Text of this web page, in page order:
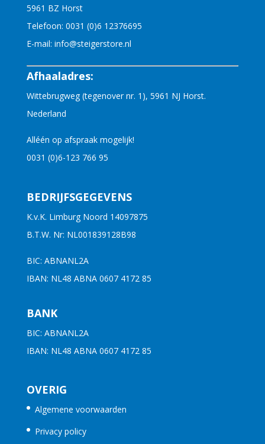
5961 BZ Horst
Telefoon: 0031 (0)6 12376695
E-mail: info@steigerstore.nl
Afhaaladres:
Wittebrugweg (tegenover nr. 1), 5961 NJ Horst.
Nederland
Alléén op afspraak mogelijk!
0031 (0)6-123 766 95
BEDRIJFSGEGEVENS
K.v.K. Limburg Noord 14097875
B.T.W. Nr: NL001839128B98
BIC: ABNANL2A
IBAN: NL48 ABNA 0607 4172 85
BANK
BIC: ABNANL2A
IBAN: NL48 ABNA 0607 4172 85
OVERIG
Algemene voorwaarden
Privacy policy